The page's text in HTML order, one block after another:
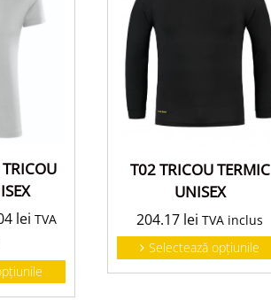
lei TVA
T02 TRICOU TERMIC
UNISEX
204.17 lei TVA inclus
Selectează opțiunile